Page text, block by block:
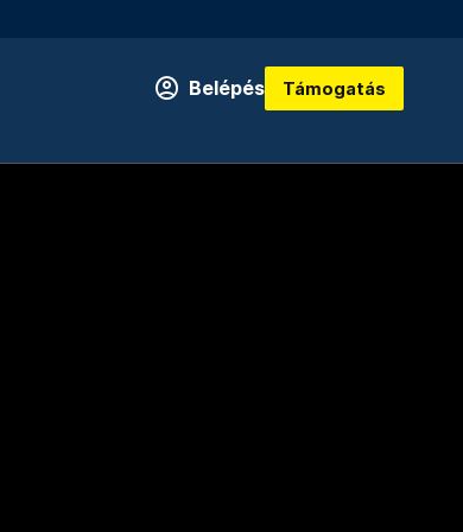
Belépés Támogatás